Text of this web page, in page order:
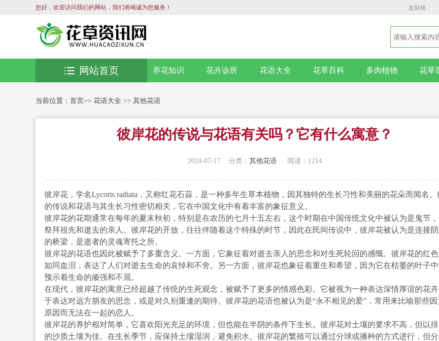
您好，欢迎访问我们的网站，我们将竭诚为您服务！ 发财树
养花知识 花卉诊所 花语大全 花草百科 多肉植物 花草
网站首页
当前位置： 首页>> 花语大全 >> 其他花语
彼岸花的传说与花语有关吗？它有什么寓意？
2024-07-17 分类： 其他花语 阅读：1214
彼岸花，学名Lycoris radiata，又称红花石蒜，是一种多年生草本植物，因其独特的生长习性和美丽的花朵而闻名
的传说和花语与其生长习性密切相关，它在中国文化中有着丰富的象征意义。
彼岸花的花期通常在每年的夏末秋初，特别是在农历的七月十五左右，这个时期在中国传统文化中被认为是鬼节
祭拜祖先和逝去的亲人。彼岸花的开放，往往伴随着这个特殊的时节，因此在民间传说中，彼岸花被认为是连接
的桥梁，是逝者的灵魂寄托之所。
彼岸花的花语也因此被赋予了多重含义。一方面，它象征着对逝去亲人的思念和对生死轮回的感慨。彼岸花的红色
如同血泪，表达了人们对逝去生命的哀悼和不舍。另一方面，彼岸花也象征着重生和希望，因为它在枯萎的叶子中
预示着生命的顽强和不屈。
在现代，彼岸花的寓意已经超越了传统的生死观念，被赋予了更多的情感色彩。它被视为一种表达深情厚谊的花卉
于表达对远方朋友的思念，或是对久别重逢的期待。彼岸花的花语也被认为是“永不相见的爱”，常用来比喻那些因
原因而无法在一起的恋人。
彼岸花的养护相对简单，它喜欢阳光充足的环境，但也能在半阴的条件下生长。彼岸花对土壤的要求不高，但以
的沙质土壤为佳。在生长季节，应保持土壤湿润，避免积水。彼岸花的繁殖可以通过分球或播种的方式进行，但